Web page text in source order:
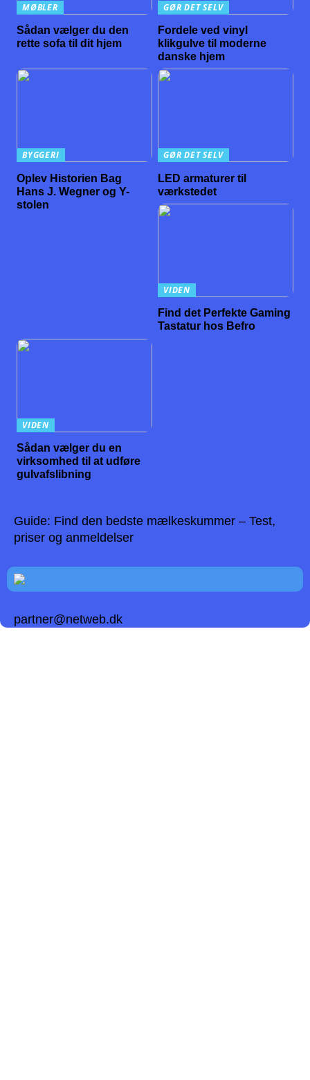
MØBLER
Sådan vælger du den
rette sofa til dit hjem
GØR DET SELV
Fordele ved vinyl
klikgulve til moderne
danske hjem
BYGGERI
Oplev Historien Bag
Hans J. Wegner og Y-
stolen
GØR DET SELV
LED armaturer til
værkstedet
VIDEN
Find det Perfekte Gaming
Tastatur hos Befro
VIDEN
Sådan vælger du en
virksomhed til at udføre
gulvafslibning
Guide: Find den bedste mælkeskummer – Test,
priser og anmeldelser
partner@netweb.dk